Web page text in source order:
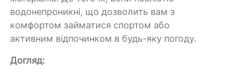
водонепроникні, що дозволить вам з
комфортом займатися спортом або
активним відпочинком в будь-яку погоду.
Догляд: